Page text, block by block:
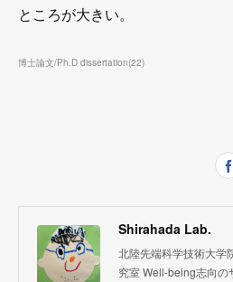
ところが大きい。
博士論文/Ph.D dissertation(22)
Shirahada Lab.
北陸先端科学技術大
究室 Well-being志向の